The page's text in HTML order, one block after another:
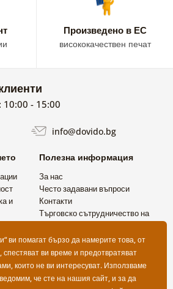
Произведено в ЕС
висококачествен печат
10:00 - 15:00
info@dovido.bg
и
Полезна информация
За нас
Често задавани въпроси
Контакти
Търговско сътрудничество на
ви помагат бързо да намерите това, от
спестяват ви време и предотвратяват
които не ви интересуват. Използваме
че сте на нашия сайт, и за да